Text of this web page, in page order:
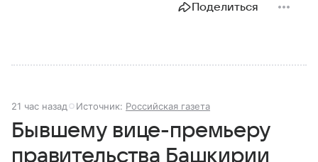
Поделиться
21 час назад Источник: Российская газета
Бывшему вице-премьеру
правительства Башкирии